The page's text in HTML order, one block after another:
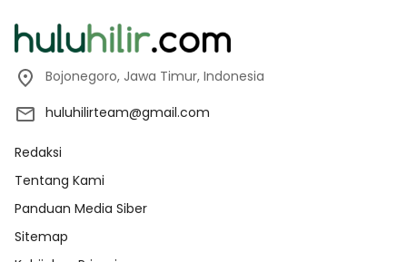
Bojonegoro, Jawa Timur, Indonesia
huluhilirteam@gmail.com
Redaksi
Tentang Kami
Panduan Media Siber
Sitemap